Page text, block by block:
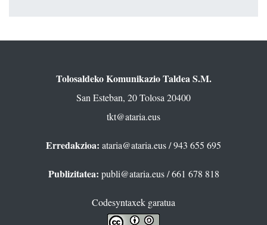
Tolosaldeko Komunikazio Taldea S.M.
San Esteban, 20 Tolosa 20400
tkt@ataria.eus
Erredakzioa: ataria@ataria.eus/ 943 655 695
Publizitatea: publi@ataria.eus/ 661 678 818
Codesyntaxek garatua